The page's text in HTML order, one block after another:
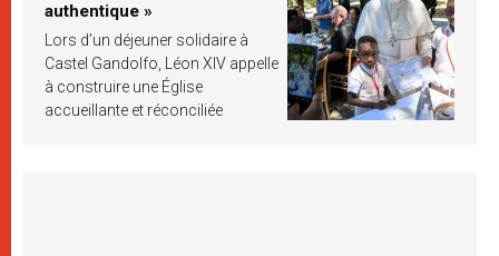
authentique »
Lors d’un déjeuner solidaire à
Castel Gandolfo, Léon XIV appelle
à construire une Église
accueillante et réconciliée